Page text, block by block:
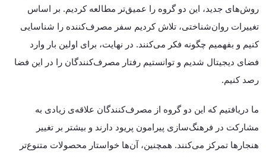
روش‌های جدید، این دو گروه را عمیق‌تر مطالعه کردیم. بر اساس
تغییرات روان‌شناختی، تلاش کردیم سفر مصرف‌کننده را شناسایی
کنیم و بفهمیم چگونه فکر می‌کنند. در نهایت، برای اولین بار وارد
فضای دیجیتال شدیم و توانستیم رفتار مصرف‌کنندگان را در این فضا
رصد کنیم.
ما دریافتیم که این دو گروه از مصرف‌کنندگان علاقه‌ی زیادی به
مشارکت در فرهنگ‌سازی پیرامون پریود دارند و بیشتر بر تغییر
هنجارها تمرکز می‌کنند. همچنین، آن‌ها خواستار محصولات متنوع‌تر